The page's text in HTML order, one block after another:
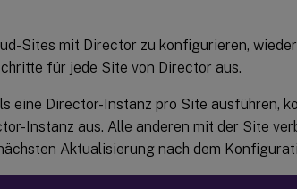
Sites mit Director zu konfigurieren,
für jede Site von Director aus.
eine Director-Instanz pro Site ausführen,
Instanz aus. Alle anderen mit der Site
Aktualisierung nach dem